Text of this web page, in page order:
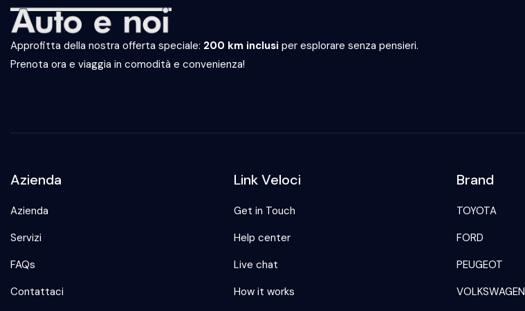
Approfitta della nostra offerta speciale: 200 km inclusi per esplorare senza pensieri.
Prenota ora e viaggia in comodità e convenienza!
Azienda
Azienda
Servizi
FAQs
Contattaci
Link Veloci
Get in Touch
Help center
Live chat
How it works
Brand
TOYOTA
FORD
PEUGEOT
VOLKSWAGEN